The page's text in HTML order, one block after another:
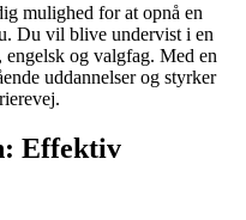
mulighed for at opnå en
Du vil blive undervist i en
og valgfag. Med en
uddannelser og styrker
Effektiv